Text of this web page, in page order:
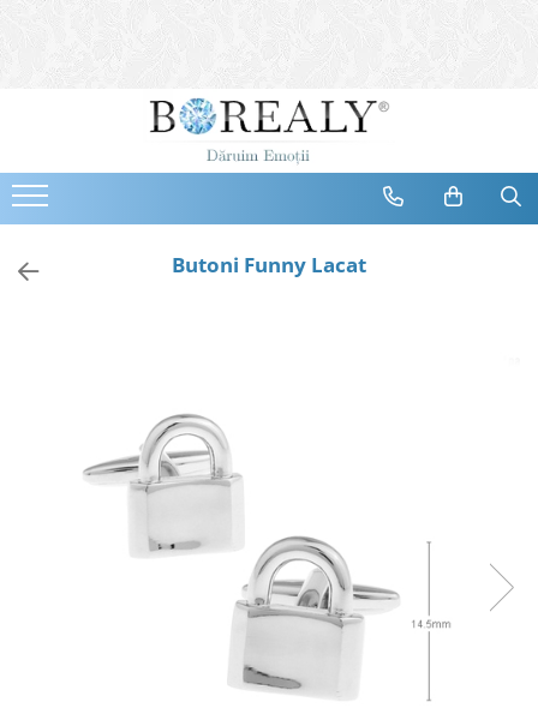
Bijuterii
Cercei
Bratari
Coliere
Bijuterii Copii
Bijuterii Mirese
Butoni Funny Lacat